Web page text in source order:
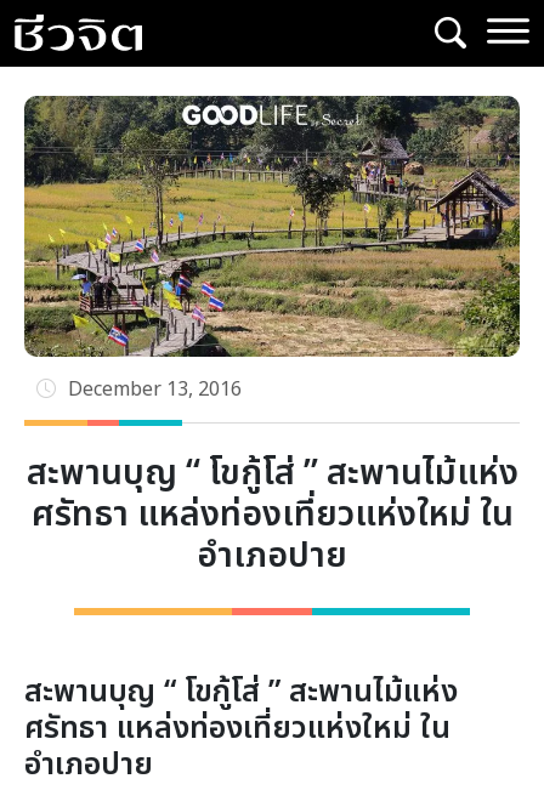
Skip
to
content
December 13, 2016
สะพานบุญ “ โขกู้โส่ ” สะพานไม้แห่ง
ศรัทธา แหล่งท่องเที่ยวแห่งใหม่ ใน
อำเภอปาย
สะพานบุญ “ โขกู้โส่ ” สะพานไม้แห่ง
ศรัทธา แหล่งท่องเที่ยวแห่งใหม่ ใน
อำเภอปาย